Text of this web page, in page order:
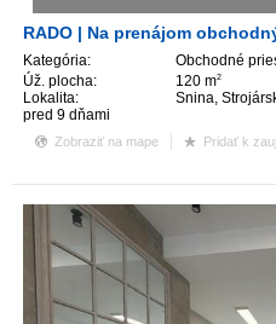
RADO | Na prenájom
Kategória:
Obchodné
Úž. plocha:
120 m2
Lokalita:
Snina,
pred 9 dňami
Zobraziť na mape Pridať k